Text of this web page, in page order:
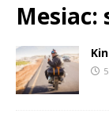
Mesiac: